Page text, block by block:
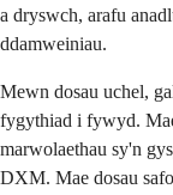
a dryswch, arafu
ddamweiniau.
Mewn dosau uchel,
fygythiad i fywyd.
marwolaethau sy'n
DXM. Mae dosau